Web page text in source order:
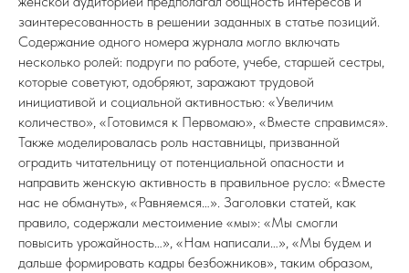
заинтересованность в решении заданных в статье позиций.
Содержание одного номера журнала могло включать
несколько ролей: подруги по работе, учебе, старшей сестры,
которые советуют, одобряют, заражают трудовой
инициативой и социальной активностью: «Увеличим
количество», «Готовимся к Первомаю», «Вместе справимся».
Также моделировалась роль наставницы, призванной
оградить читательницу от потенциальной опасности и
направить женскую активность в правильное русло: «Вместе
нас не обмануть», «Равняемся…». Заголовки статей, как
правило, содержали местоимение «мы»: «Мы смогли
повысить урожайность…», «Нам написали…», «Мы будем и
дальше формировать кадры безбожников», таким образом,